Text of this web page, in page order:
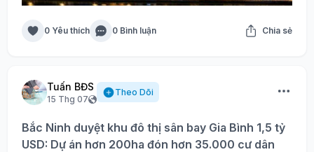
0 Yêu thích 0 Bình luận Chia sẻ
Tuấn BĐS
15 Thg 07
Theo Dõi
Bắc Ninh duyệt khu đô thị sân bay Gia Bình 1,5 tỷ
USD: Dự án hơn 200ha đón hơn 35.000 cư dân